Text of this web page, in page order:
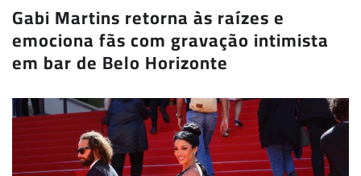
Gabi Martins retorna às raízes e
emociona fãs com gravação intimista
em bar de Belo Horizonte